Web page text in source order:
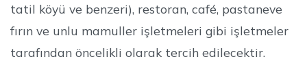
tatil köyü ve benzeri), restoran, café, pastaneve
fırın ve unlu mamuller işletmeleri gibi işletmeler
tarafından öncelikli olarak tercih edilecektir.